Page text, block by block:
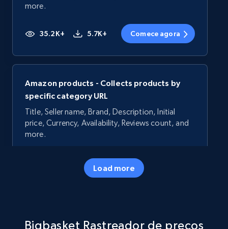
more.
35.2K+ 5.7K+ Comece agora
Amazon products - Collects products by
specific category URL
Title, Seller name, Brand, Description, Initial
price, Currency, Availability, Reviews count, and
more.
5.7K+ Comece agora
specific keywords
Load more
Bigbasket Rastreador de preços